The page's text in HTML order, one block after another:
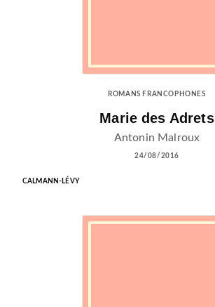
ROMANS FRANCOPHONES
Marie des Adrets
Antonin Malroux
24/08/2016
CALMANN-LÉVY